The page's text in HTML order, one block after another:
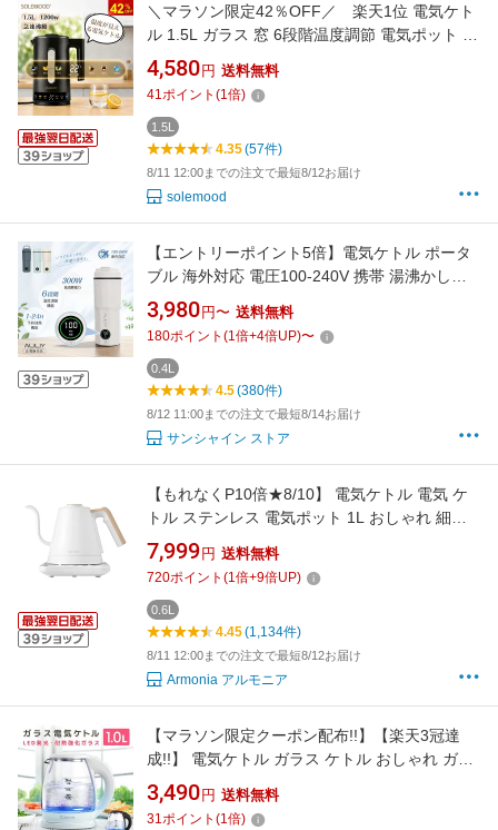
＼マラソン限定42％OFF／ 楽天1位 電気ケト
ル 1.5L ガラス 窓 6段階温度調節 電気ポット す
ぐ 沸く ボデーデジタルディスプレイ 4時間保温
二重構造 触れても熱くない 急速沸騰 空焚き防
止 メモリー機能 火傷防止 小型 お手入れカンタ
ン お茶 コーヒーミルク
4,580 円 送料無料
41ポイント (1倍)
1.5L
4.35(57件)
8/11 12:00までの注文で最短8/12お届け
solemood
【エントリーポイント5倍】電気ケトル ポータ
ブル 海外対応 電圧100-240V 携帯 湯沸かしケ
トル 小型 6段階温度調節 1-24H予約機能 保温
400ml トラベルケトル ステンレス 二重構造 旅
行 一人用 ギフト 防災グッズ アウトドア コンパ
クト 電気ポット コーヒー 持ち運び
3,980 円〜 送料無料
180ポイント (1倍+4倍UP)〜
0.4L
4.5(380件)
8/12 11:00までの注文で最短8/14お届け
サンシャイン ストア
【もれなくP10倍★8/10】 電気ケトル 電気 ケ
トル ステンレス 電気ポット 1L おしゃれ 細口
湯沸かし器 湯沸かしポット 湯沸かしケトル 湯
沸しポット 電気やかん コーヒードリップ コー
ヒー用 スリムノズル 北欧 かわいい Armonia
7,999 円 送料無料
720ポイント (1倍+9倍UP)
0.6L
4.45(1,134件)
8/11 12:00までの注文で最短8/12お届け
Armonia アルモニア
【マラソン限定クーポン配布!!】【楽天3冠達
成!!】 電気ケトル ガラス ケトル おしゃれ ガラ
ス製 1L 洗える 透明 ワンタッチ 軽量 湯沸かし
ケトル 湯沸かし 湯沸かし器 光る LEDライト付
3,490 円 送料無料
31ポイント (1倍)